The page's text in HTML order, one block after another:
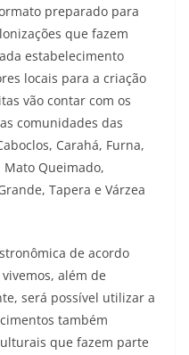
preparado para
que fazem
estabelecimento
locais para a criação
vão contar com os
comunidades das
Carahá, Furna,
Queimado,
Tapera e Várzea
de acordo
além de
será possível utilizar a
também
que fazem parte